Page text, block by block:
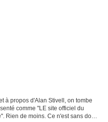
à propos d'Alan Stivell, on tombe
comme "LE site officiel du
Rien de moins. Ce n'est sans doute